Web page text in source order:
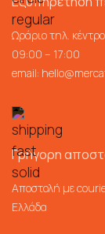
Ωράριο τηλ.
09:00 – 17:00
email:
Γρήγορη
Αποστολή με
Ελλάδα